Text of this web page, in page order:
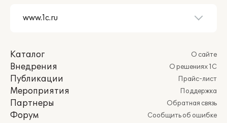
Каталог
Внедрения
Публикации
Мероприятия
Партнеры
Форум
О сайте
О решениях 1С
Прайс-лист
Поддержка
Обратная связь
Сообщить об ошибке